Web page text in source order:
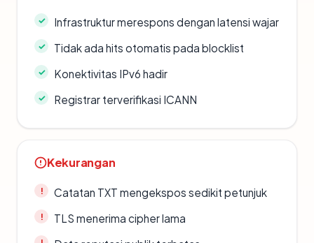
Infrastruktur merespons dengan latensi wajar
Tidak ada hits otomatis pada blocklist
Konektivitas IPv6 hadir
Registrar terverifikasi ICANN
Kekurangan
Catatan TXT mengekspos sedikit petunjuk
TLS menerima cipher lama